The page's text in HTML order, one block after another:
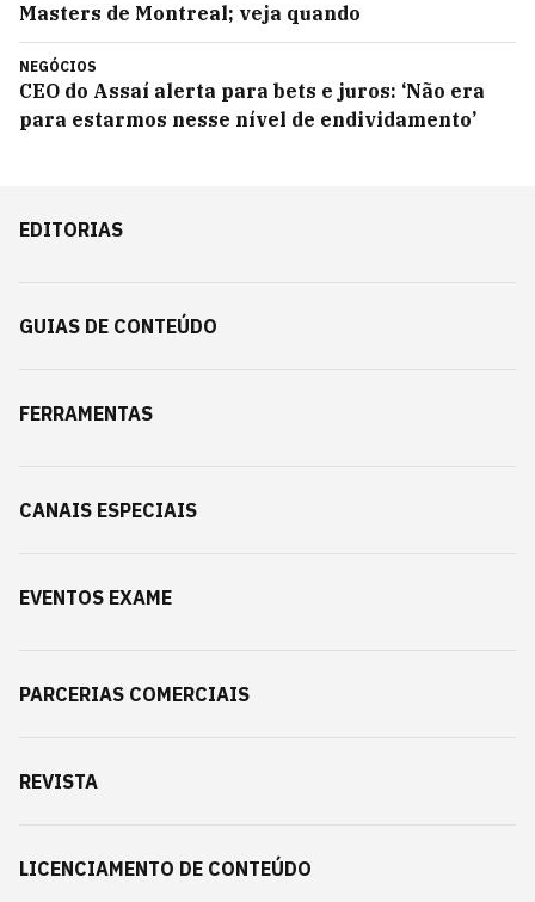
Masters de Montreal; veja quando
NEGÓCIOS
CEO do Assaí alerta para bets e juros: ‘Não era
para estarmos nesse nível de endividamento’
EDITORIAS
GUIAS DE CONTEÚDO
FERRAMENTAS
CANAIS ESPECIAIS
EVENTOS EXAME
PARCERIAS COMERCIAIS
REVISTA
LICENCIAMENTO DE CONTEÚDO